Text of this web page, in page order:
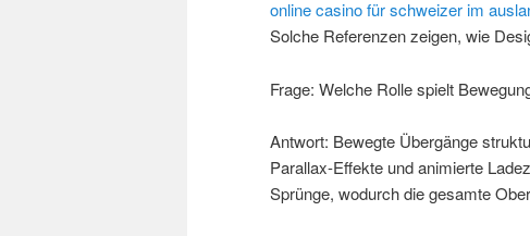
online casino für schweizer im
Solche Referenzen zeigen, wie
Frage: Welche Rolle spielt
Antwort: Bewegte Übergänge
Parallax-Effekte und animierte
Sprünge, wodurch die gesamte